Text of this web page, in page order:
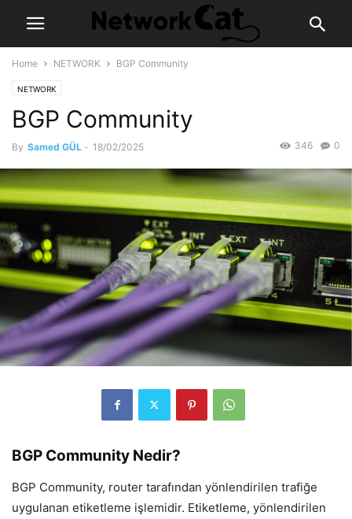
Home NETWORK BGP Community
NETWORK
BGP Community
By Samed GÜL - 18/02/2025 0
346
BGP Community Nedir?
BGP Community, router tarafından yönlendirilen trafiğe
uygulanan etiketleme işlemidir. Etiketleme, yönlendirilen